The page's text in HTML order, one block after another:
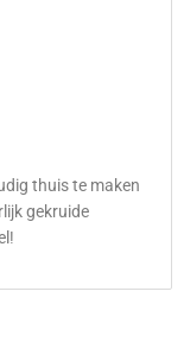
thuis te maken
gekruide